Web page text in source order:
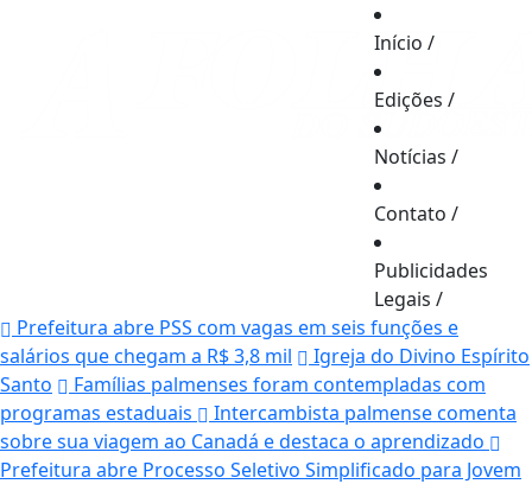
Início /
Edições /
Notícias /
Contato /
Publicidades
Legais /
Prefeitura abre PSS com vagas em seis funções e
salários que chegam a R$ 3,8 mil
Igreja do Divino Espírito
Santo
Famílias palmenses foram contempladas com
programas estaduais
Intercambista palmense comenta
sobre sua viagem ao Canadá e destaca o aprendizado
Prefeitura abre Processo Seletivo Simplificado para Jovem